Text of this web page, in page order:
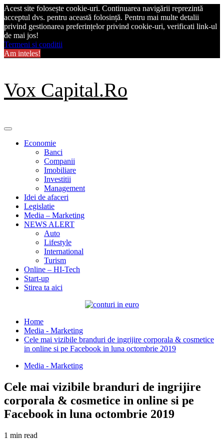
Acest site folosește cookie-uri. Continuarea navigării reprezintă
acceptul dvs. pentru această folosință. Pentru mai multe detalii
privind gestionarea preferințelor privind cookie-uri, verificati link-ul
de mai jos!
Termeni si conditii
Am inteles!
Skip
to
content
Vox Capital.Ro
Primary
Economie
Banci
Companii
Imobiliare
Investitii
Management
Idei de afaceri
Legislatie
Media – Marketing
NEWS ALERT
Auto
Lifestyle
International
Turism
Online – HI-Tech
Start-up
Stirea ta aici
Home
Media - Marketing
Cele mai vizibile branduri de ingrijire corporala & cosmetice
in online si pe Facebook in luna octombrie 2019
Media - Marketing
Cele mai vizibile branduri de ingrijire
corporala & cosmetice in online si pe
Facebook in luna octombrie 2019
1 min read